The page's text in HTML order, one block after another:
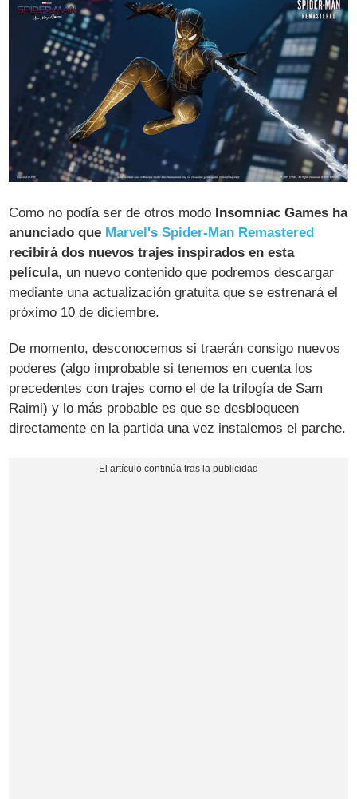
Como no podía ser de otros modo Insomniac Games ha
anunciado que Marvel's Spider-Man Remastered
recibirá dos nuevos trajes inspirados en esta
película, un nuevo contenido que podremos descargar
mediante una actualización gratuita que se estrenará el
próximo 10 de diciembre.
De momento, desconocemos si traerán consigo nuevos
poderes (algo improbable si tenemos en cuenta los
precedentes con trajes como el de la trilogía de Sam
Raimi) y lo más probable es que se desbloqueen
directamente en la partida una vez instalemos el parche.